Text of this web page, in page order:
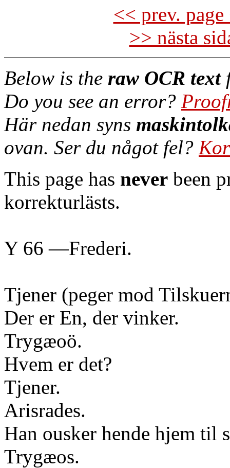
<< prev.
>> nästa
Below is the raw OCR text
Do you see an error?
Här nedan syns
ovan. Ser du något fel?
This page has never been
korrekturlästs.
Y 66 —Frederi.
Tjener (peger mod
Der er En, der vinker.
Trygæoö.
Hvem er det?
Tjener.
Arisrades.
Han ousker hende hjem til
Trygæos.